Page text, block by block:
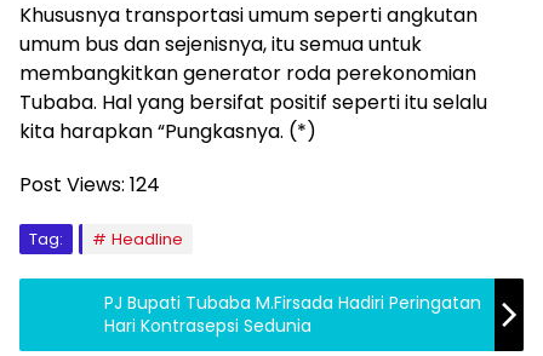
Khususnya transportasi umum seperti angkutan
umum bus dan sejenisnya, itu semua untuk
membangkitkan generator roda perekonomian
Tubaba. Hal yang bersifat positif seperti itu selalu
kita harapkan “Pungkasnya. (*)
Post Views: 124
Tag: Headline
PJ Bupati Tubaba M.Firsada Hadiri Peringatan
Hari Kontrasepsi Sedunia